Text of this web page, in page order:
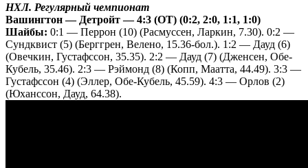
НХЛ. Регулярный чемпионат
Вашингтон — Детройт — 4:3 (ОТ) (0:2, 2:0, 1:1, 1:0)
Шайбы: 0:1 — Перрон (10) (Расмуссен, Ларкин, 7.30). 0:2 —
Сундквист (5) (Берггрен, Велено, 15.36-бол.). 1:2 — Дауд (6)
(Овечкин, Густафссон, 35.35). 2:2 — Дауд (7) (Дженсен, Обе-
Кубель, 35.46). 2:3 — Рэймонд (8) (Копп, Маатта, 44.49). 3:3 —
Густафссон (4) (Эллер, Обе-Кубель, 45.59). 4:3 — Орлов (2)
(Юханссон, Дауд, 64.38).